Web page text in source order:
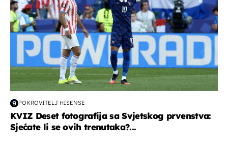
POKROVITELJ HISENSE
KVIZ Deset fotografija sa Svjetskog prvenstva:
Sjećate li se ovih trenutaka?...